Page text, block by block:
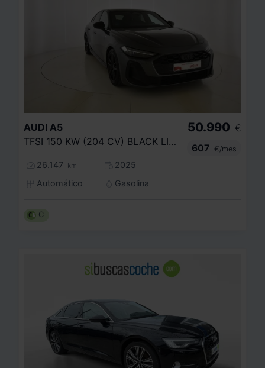
AUDI A5
TFSI 150 KW (204 CV) BLACK LINE
26.147 km
2025
Automático
Gasolina
50.990 €
607
€/mes
C